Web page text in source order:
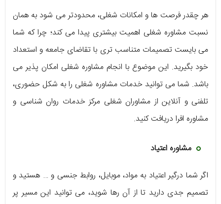
هر چقدر فرصت ها و امکانات شغلی، محدودتر می شود به همان
نسبت مشاوره شغلی اهمیت بیشتری پیدا می کند؛ چرا که شما
می بایست تصمیمات متناسب تری با تقاضای جامعه و استعداد
خود بگیرید. این موضوع با انجام مشاوره شغلی امکان پذیر می
باشد. شما می توانید خدمات مشاوره شغلی را به شکل حضوری،
تلفنی و آنلاین از مشاوران شغلی مرکز خدمات روان شناسی و
مشاوره افرا دریافت کنید.
مشاوره اعتیاد
اگر شما درگیر اعتیاد به مواد، موبایل، روابط جنسی و … هستید و
تصمیم جدی دارید تا از آن رها شوید، می توانید این مسیر پر